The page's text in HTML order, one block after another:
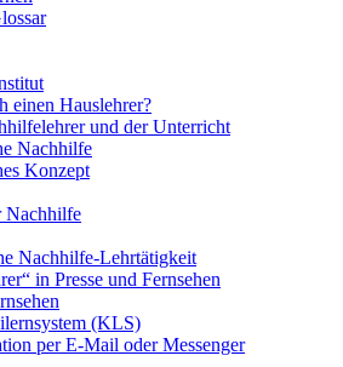
einen Hauslehrer?
und der Unterricht
Nachhilfe
Konzept
Nachhilfe
Nachhilfe-Lehrtätigkeit
in Presse und Fernsehen
(KLS)
per E-Mail oder Messenger